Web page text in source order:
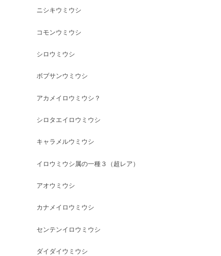
ニシキウミウシ
コモンウミウシ
シロウミウシ
ボブサンウミウシ
アカメイロウミウシ？
シロタエイロウミウシ
キャラメルウミウシ
イロウミウシ属の一種３（超レア）
アオウミウシ
カナメイロウミウシ
センテンイロウミウシ
ダイダイウミウシ